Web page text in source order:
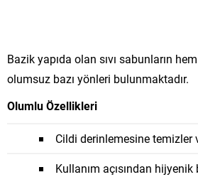
Bazik yapıda olan sıvı sabunların
olumsuz bazı yönleri bulunmaktadır.
Olumlu Özellikleri
Cildi derinlemesine temizler
Kullanım açısından